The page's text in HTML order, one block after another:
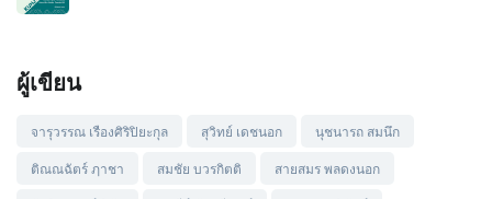
ผู้เขียน
จารุวรรณ เรืองศิริปิยะกุล สุวิทย์ เดชนอก
นุชนารถ สมนึก
ติณณฉัตร์ ฦาชา
สมชัย บวรกิตติ
สายสมร พลดงนอก